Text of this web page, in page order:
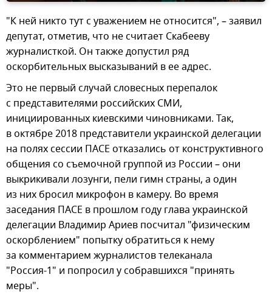
"К ней никто тут с уважением не относится", – заявил
депутат, отметив, что не считает Скабееву
журналисткой. Он также допустил ряд
оскорбительных высказываний в ее адрес.
Это не первый случай словесных перепалок
с представителями российских СМИ,
инициированных киевскими чиновниками. Так,
в октябре 2018 представители украинской делегации
на полях сессии ПАСЕ отказались от конструктивного
общения со съемочной группой из России – они
выкрикивали лозунги, пели гимн страны, а один
из них бросил микрофон в камеру. Во время
заседания ПАСЕ в прошлом году глава украинской
делегации Владимир Ариев посчитал "физическим
оскорблением" попытку обратиться к нему
за комментарием журналистов телеканала
"Россия-1" и попросил у собравшихся "принять
меры".